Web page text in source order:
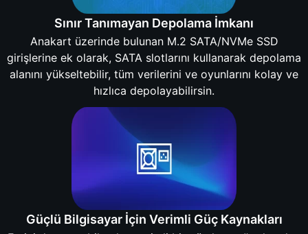
Sınır Tanımayan Depolama İmkanı
Anakart üzerinde bulunan M.2 SATA/NVMe SSD
girişlerine ek olarak, SATA slotlarını kullanarak depolama
alanını yükseltebilir, tüm verilerini ve oyunlarını kolay ve
hızlıca depolayabilirsin.
Güçlü Bilgisayar İçin Verimli Güç Kaynakları